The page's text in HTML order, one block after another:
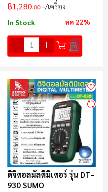
฿1,280.00 /เครื่อง
In Stock ลด 22%
ดิจิตอลมัลติมิเตอร์ รุ่น DT-
930 SUMO